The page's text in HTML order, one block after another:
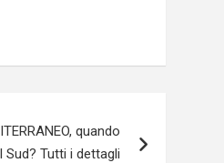
quando
Sud? Tutti i dettagli